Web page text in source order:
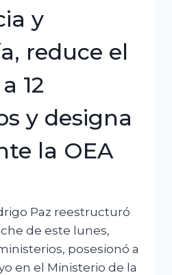
y
reduce el
12
y designa
la OEA
Paz reestructuró
de este lunes,
posesionó a
en el Ministerio de la